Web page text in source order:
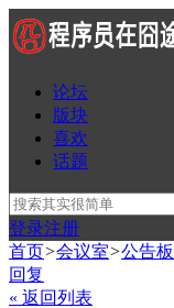
论坛
版块
喜欢
话题
登录注册
首页>会议室>公告板
回复
« 返回列表